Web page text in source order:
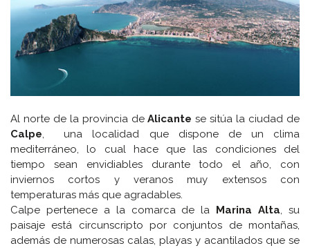
Al norte de la provincia deAlicante se sitúa la ciudad de
Calpe, una localidad que dispone de un clima
mediterráneo, lo cual hace que las condiciones del
tiempo sean envidiables durante todo el año, con
inviernos cortos y veranos muy extensos con
temperaturas más que agradables.
Calpe pertenece a la comarca de la Marina Alta, su
paisaje está circunscripto por conjuntos de montañas,
además de numerosas calas, playas y acantilados que se